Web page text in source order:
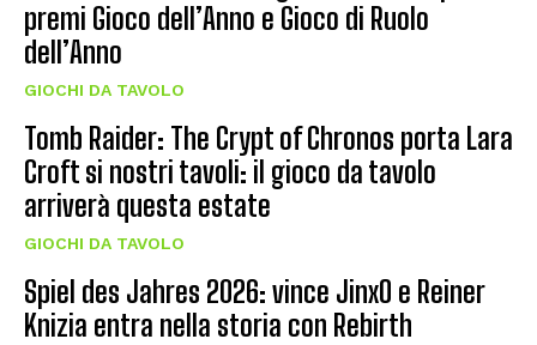
premi Gioco dell’Anno e Gioco di Ruolo
dell’Anno
GIOCHI DA TAVOLO
Tomb Raider: The Crypt of Chronos porta Lara
Croft si nostri tavoli: il gioco da tavolo
arriverà questa estate
GIOCHI DA TAVOLO
Spiel des Jahres 2026: vince JinxO e Reiner
Knizia entra nella storia con Rebirth